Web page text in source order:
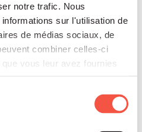
notre trafic. Nous
sur l'utilisation de
de médias sociaux, de
combiner celles-ci
vous leur avez fournies